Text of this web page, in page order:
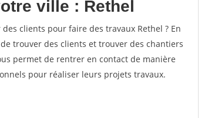
ville : Rethel
clients pour faire des travaux Rethel ? En
trouver des clients et trouver des chantiers
permet de rentrer en contact de manière
pour réaliser leurs projets travaux.